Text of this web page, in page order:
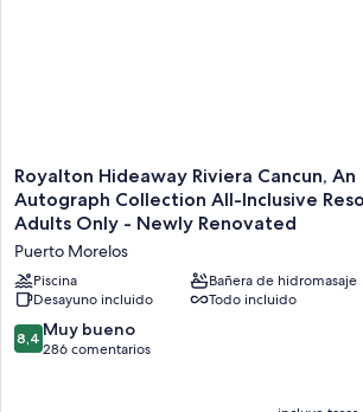
Royalton
Hideaway
Riviera
Cancun,
An
Autograph
Collection
All-
Inclusive
Royalton Hideaway Riviera Cancun, An
Autograph Collection All-Inclusive
Adults Only - Newly Renovated
Puerto Morelos
Piscina
Bañera de hidromasaje
Desayuno incluido
Todo incluido
8.4
sobre
8,4 Muy bueno
286 comentarios